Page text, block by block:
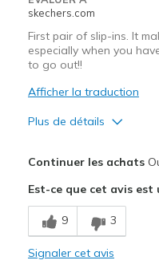
skechers.com
First pair of slip-ins. It
especially when you
to go out!!
Afficher la traduction
Plus de détails
Comfortable
Stylish
Continuer les achats
Est-ce que cet avis est
9 3
Signaler cet avis